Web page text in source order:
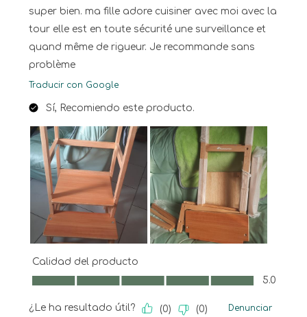
super bien. ma fille adore cuisiner avec moi avec la
tour elle est en toute sécurité une surveillance et
quand même de rigueur. Je recommande sans
problème
Traducir con Google
Sí, Recomiendo este producto.
Calidad del producto
Calidad del producto, 5.0 de 5
5.0
¿Le ha resultado útil? (0) (0) Denunciar